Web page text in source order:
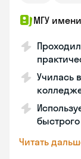
МГУ
Училась
Читать